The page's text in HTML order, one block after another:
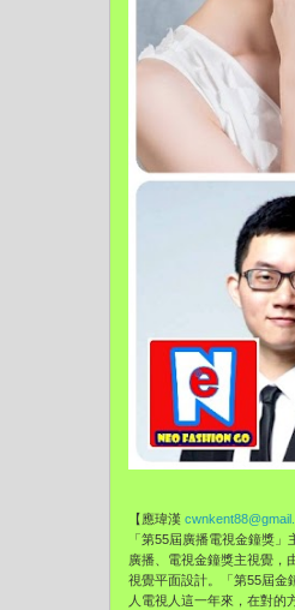
【應瑋漢
「第55屆廣播電視金鐘獎」
廣播、 電視金鐘獎主視覺，
視覺平面設計。「第55屆金
人電視人這一年來，在對的